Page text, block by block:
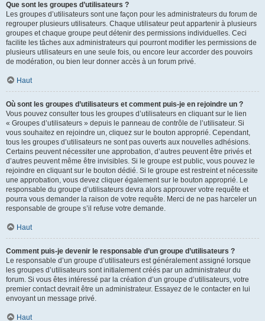
Que sont les groupes d’utilisateurs ?
Les groupes d’utilisateurs sont une façon pour les administrateurs du forum de
regrouper plusieurs utilisateurs. Chaque utilisateur peut appartenir à plusieurs
groupes et chaque groupe peut détenir des permissions individuelles. Ceci
facilite les tâches aux administrateurs qui pourront modifier les permissions de
plusieurs utilisateurs en une seule fois, ou encore leur accorder des pouvoirs
de modération, ou bien leur donner accès à un forum privé.
Haut
Où sont les groupes d’utilisateurs et comment puis-je en rejoindre un ?
Vous pouvez consulter tous les groupes d’utilisateurs en cliquant sur le lien
« Groupes d’utilisateurs » depuis le panneau de contrôle de l’utilisateur. Si
vous souhaitez en rejoindre un, cliquez sur le bouton approprié. Cependant,
tous les groupes d’utilisateurs ne sont pas ouverts aux nouvelles adhésions.
Certains peuvent nécessiter une approbation, d’autres peuvent être privés et
d’autres peuvent même être invisibles. Si le groupe est public, vous pouvez le
rejoindre en cliquant sur le bouton dédié. Si le groupe est restreint et nécessite
une approbation, vous devez cliquer également sur le bouton approprié. Le
responsable du groupe d’utilisateurs devra alors approuver votre requête et
pourra vous demander la raison de votre requête. Merci de ne pas harceler un
responsable de groupe s’il refuse votre demande.
Haut
Comment puis-je devenir le responsable d’un groupe d’utilisateurs ?
Le responsable d’un groupe d’utilisateurs est généralement assigné lorsque
les groupes d’utilisateurs sont initialement créés par un administrateur du
forum. Si vous êtes intéressé par la création d’un groupe d’utilisateurs, votre
premier contact devrait être un administrateur. Essayez de le contacter en lui
envoyant un message privé.
Haut